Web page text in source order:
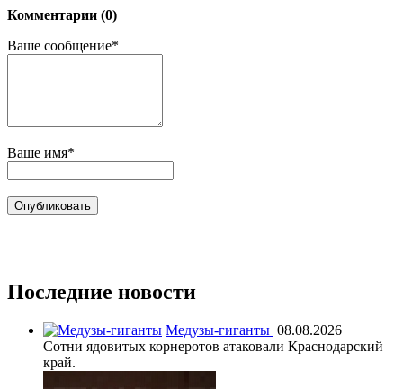
Комментарии (0)
Ваше сообщение*
Ваше имя*
Последние новости
Медузы-гиганты 08.08.2026
Сотни ядовитых корнеротов атаковали Краснодарский
край.